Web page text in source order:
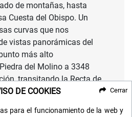
de montañas, hasta
Cuesta del Obispo. Un
curvas que nos
vistas panorámicas del
más alto
del Molino a 3348
transitando la Recta de
del Inca, atravesaremos
DE COOKIES
para el funcionamiento de la web y
Cerrar